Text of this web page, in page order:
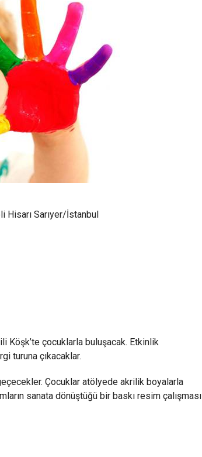
Hisarı Sarıyer/İstanbul
Köşk’te çocuklarla buluşacak. Etkinlik
turuna çıkacaklar.
Çocuklar atölyede akrilik boyalarla
sanata dönüştüğü bir baskı resim çalışması